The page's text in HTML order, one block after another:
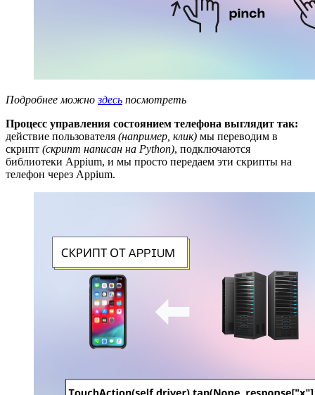
Подробнее можноздесь посмотреть
Процесс управления состоянием телефона выглядит так:
действие пользователя (например, клик) мы переводим в
скрипт (скрипт написан на Python), подключаются
библиотеки Appium, и мы просто передаем эти скрипты на
телефон через Appium.